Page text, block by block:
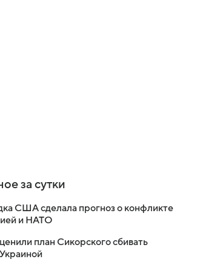
за сутки
США сделала прогноз о конфликте
и НАТО
план Сикорского сбивать